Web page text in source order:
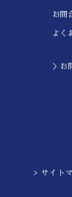
お問
よく
＞お
> サイト